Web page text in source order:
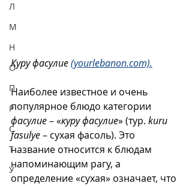
Л
М
Н
О
П
Р
С
Т
У
Куру фасулие (yourlebanon.com).
Наиболее известное и очень
популярное блюдо категории
фасулие – «куру фасулие» (тур. kuru
fasulye – сухая фасоль). Это
название относится к блюдам
напоминающим рагу, а
определение «сухая» означает, что